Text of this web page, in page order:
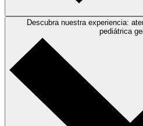
Descubra nuestra experiencia:
pediátrica